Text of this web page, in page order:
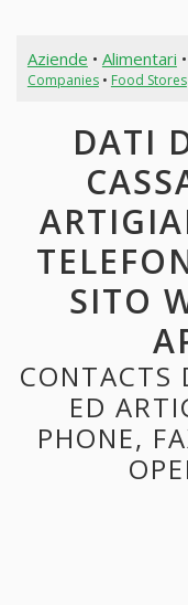
Aziende • Alimentari
Companies• Food Stores
DATI
SITO
CONTACTS
ED
PHONE,